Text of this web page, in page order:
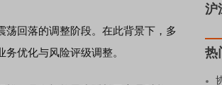
荡回落的调整阶段。在此背景下，多
优化与风险评级调整。
沪
热